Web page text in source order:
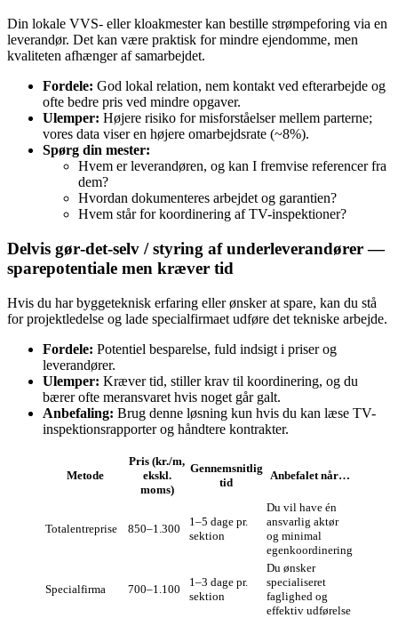
Din lokale VVS- eller kloakmester kan bestille strømpeforing via en
leverandør. Det kan være praktisk for mindre ejendomme, men
kvaliteten afhænger af samarbejdet.
Fordele: God lokal relation, nem kontakt ved efterarbejde og
ofte bedre pris ved mindre opgaver.
Ulemper: Højere risiko for misforståelser mellem parterne;
vores data viser en højere omarbejdsrate (~8%).
Spørg din mester:
Hvem er leverandøren, og kan I fremvise referencer fra
dem?
Hvordan dokumenteres arbejdet og garantien?
Hvem står for koordinering af TV-inspektioner?
Delvis gør‑det‑selv / styring af underleverandører —
sparepotentiale men kræver tid
Hvis du har byggeteknisk erfaring eller ønsker at spare, kan du stå
for projektledelse og lade specialfirmaet udføre det tekniske arbejde.
Fordele: Potentiel besparelse, fuld indsigt i priser og
leverandører.
Ulemper: Kræver tid, stiller krav til koordinering, og du
bærer ofte meransvaret hvis noget går galt.
Anbefaling: Brug denne løsning kun hvis du kan læse TV-
inspektionsrapporter og håndtere kontrakter.
Metode
Pris (kr./m,
ekskl.
moms)
Gennemsnitlig
tid
Anbefalet når…
Totalentreprise 850–1.300
1–5 dage pr.
sektion
Du vil have én
ansvarlig aktør
og minimal
egenkoordinering
Specialfirma 700–1.100
1–3 dage pr.
sektion
Du ønsker
specialiseret
faglighed og
effektiv udførelse